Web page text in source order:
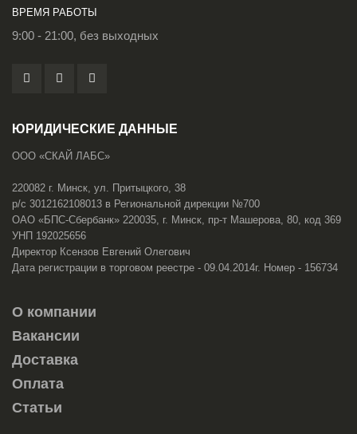
ВРЕМЯ РАБОТЫ
9:00 - 21:00, без выходных
ЮРИДИЧЕСКИЕ ДАННЫЕ
ООО «СКАЙ ЛАБС»
220082 г. Минск, ул. Притыцкого, 38
р/с 3012162108013 в Региональной дирекции №700
ОАО «БПС-Сбербанк» 220035, г. Минск, пр-т Машерова, 80, код 369
УНП 192025656
Директор Ксензов Евгений Олегович
Дата регистрации в торговом реестре - 09.04.2014г. Номер - 156734
О компании
Вакансии
Доставка
Оплата
Статьи